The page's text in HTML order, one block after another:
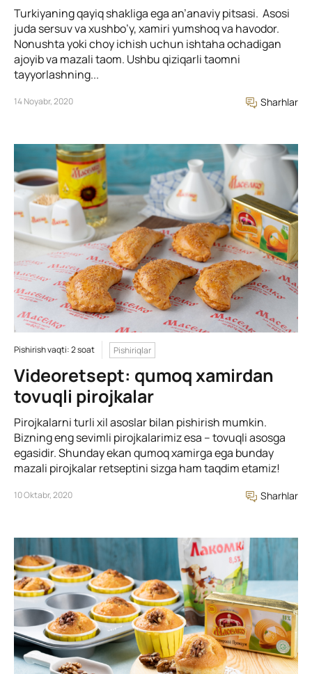
Turkiyaning qayiq shakliga ega an’anaviy pitsasi. Asosi
juda sersuv va xushbo’y, xamiri yumshoq va havodor.
Nonushta yoki choy ichish uchun ishtaha ochadigan
ajoyib va mazali taom. Ushbu qiziqarli taomni
tayyorlashning...
14 Noyabr, 2020 Sharhlar
Pishirish vaqti: 2 soat Pishiriqlar
Videoretsept: qumoq xamirdan
tovuqli pirojkalar
Pirojkalarni turli xil asoslar bilan pishirish mumkin.
Bizning eng sevimli pirojkalarimiz esa – tovuqli asosga
egasidir. Shunday ekan qumoq xamirga ega bunday
mazali pirojkalar retseptini sizga ham taqdim etamiz!
10 Oktabr, 2020 Sharhlar